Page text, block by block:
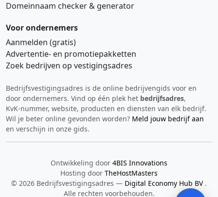
Domeinnaam checker & generator
Voor ondernemers
Aanmelden (gratis)
Advertentie‑ en promotiepakketten
Zoek bedrijven op vestigingsadres
Bedrijfsvestigingsadres is de online bedrijvengids voor en
door ondernemers. Vind op één plek het bedrijfsadres,
KvK‑nummer, website, producten en diensten van elk bedrijf.
Wil je beter online gevonden worden? Meld jouw bedrijf aan
en verschijn in onze gids.
Ontwikkeling door 4BIS Innovations
Hosting door TheHostMasters
© 2026 Bedrijfsvestigingsadres — Digital Economy Hub BV .
Alle rechten voorbehouden.
Hi 👋 We horen graag uw feedback!
Verstuur